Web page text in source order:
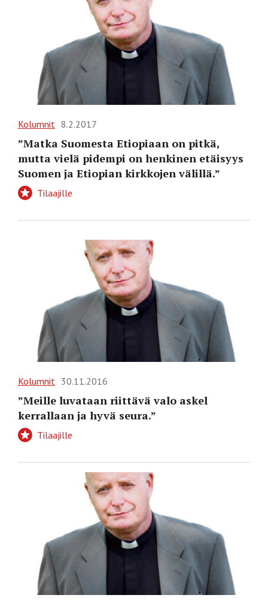
Kolumnit 8.2.2017
”Matka Suomesta Etiopiaan on pitkä,
mutta vielä pidempi on henkinen etäisyys
Suomen ja Etiopian kirkkojen välillä.”
Tilaajille
Kolumnit 30.11.2016
”Meille luvataan riittävä valo askel
kerrallaan ja hyvä seura.”
Tilaajille